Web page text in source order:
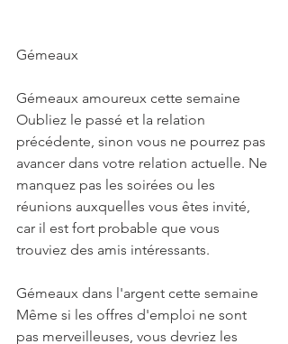
Gémeaux
Gémeaux amoureux cette semaine
Oubliez le passé et la relation
précédente, sinon vous ne pourrez pas
avancer dans votre relation actuelle. Ne
manquez pas les soirées ou les
réunions auxquelles vous êtes invité,
car il est fort probable que vous
trouviez des amis intéressants.
Gémeaux dans l'argent cette semaine
Même si les offres d'emploi ne sont
pas merveilleuses, vous devriez les